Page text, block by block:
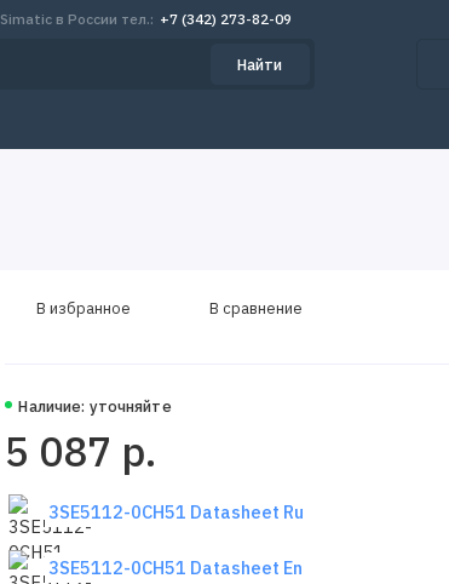
Simatic в России тел.: +7 (342) 273-82-09
Найти
Наличие: уточняйте
5 087 р.
3SE5112-0CH51 Datasheet Ru
3SE5112-0CH51 Datasheet En
В избранное В сравнение